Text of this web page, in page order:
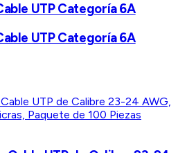
UTP Categoría 6A
UTP Categoría 6A